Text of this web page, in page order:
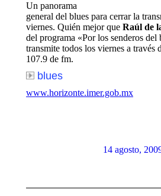
Un panorama
general del blues para cerrar la
viernes. Quién mejor que Raúl de
del programa «Por los senderos del
transmite todos los viernes a través
107.9 de fm.
blues
www.horizonte.imer.gob.mx
14 agosto,